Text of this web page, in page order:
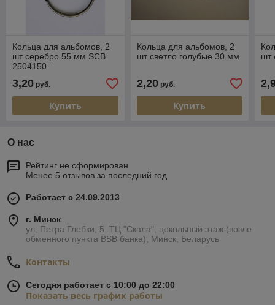
Кольца для альбомов, 2
шт серебро 55 мм SCB
2504150
3,20 руб.
Купить
Кольца для альбомов, 2
шт светло голубые 30 мм
2,20руб.
Купить
шт
О нас
Рейтинг не сформирован
Менее 5 отзывов за последний год
Работает с 24.09.2013
г. Минск
ул, Петра Глебки, 5. ТЦ "Скала", цокольный этаж (возле
обменного пункта BSB банка), Минск, Беларусь
Контакты
Сегодня работает с 10:00 до 22:00
Показать весь график работы